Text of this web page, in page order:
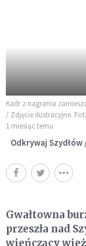
Kadr z nagrania
/ Zdjęcie ilustracyjne.
1 miesiąc temu
Odkrywaj Szydłów
Gwałtowna
przeszła nad
wieńczący